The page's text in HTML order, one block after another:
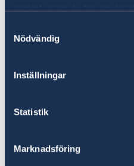
Nödvändig
Inställningar
Statistik
Marknadsföring
framtida
OECD, där andra